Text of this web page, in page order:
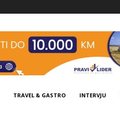
TRAVEL & GASTRO INTERVJU